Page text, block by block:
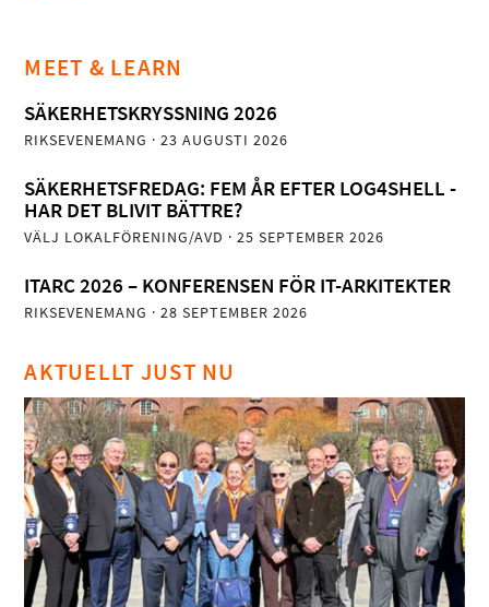
MEET & LEARN
SÄKERHETSKRYSSNING 2026
RIKSEVENEMANG · 23 AUGUSTI 2026
SÄKERHETSFREDAG: FEM ÅR EFTER LOG4SHELL -
HAR DET BLIVIT BÄTTRE?
VÄLJ LOKALFÖRENING/AVD · 25 SEPTEMBER 2026
ITARC 2026 – KONFERENSEN FÖR IT-ARKITEKTER
RIKSEVENEMANG · 28 SEPTEMBER 2026
AKTUELLT JUST NU